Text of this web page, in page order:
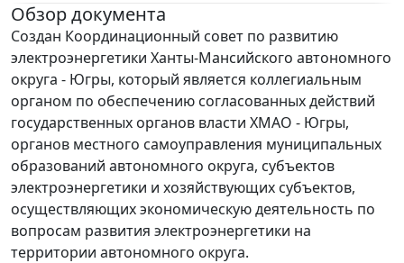
Обзор документа
Создан Координационный совет по развитию
электроэнергетики Ханты-Мансийского автономного
округа - Югры, который является коллегиальным
органом по обеспечению согласованных действий
государственных органов власти ХМАО - Югры,
органов местного самоуправления муниципальных
образований автономного округа, субъектов
электроэнергетики и хозяйствующих субъектов,
осуществляющих экономическую деятельность по
вопросам развития электроэнергетики на
территории автономного округа.